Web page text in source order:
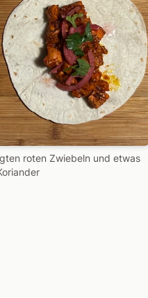
roten Zwiebeln und etwas